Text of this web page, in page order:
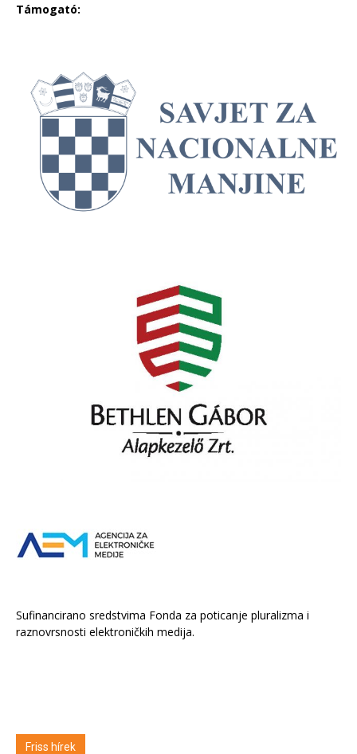
Támogató:
Sufinancirano sredstvima Fonda za poticanje pluralizma i
raznovrsnosti elektroničkih medija.
Friss hírek